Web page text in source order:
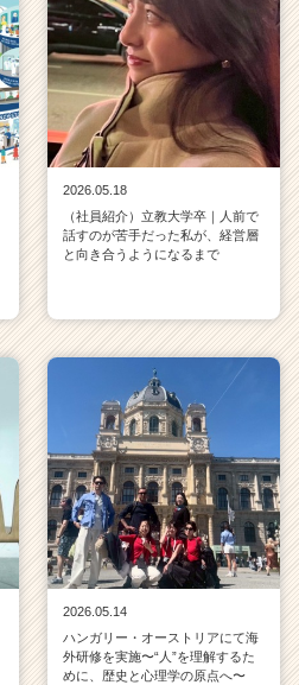
2026.05.18
（社員紹介）立教大学卒｜人前で
話すのが苦手だった私が、経営層
と向き合うようになるまで
2026.05.14
ハンガリー・オーストリアにて海
外研修を実施〜“人”を理解するた
めに、歴史と心理学の原点へ〜